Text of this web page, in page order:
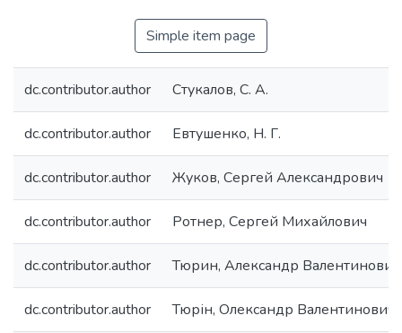
Simple item page
dc.contributor.author Стукалов, С. А.
dc.contributor.author Евтушенко, Н. Г.
dc.contributor.author Жуков, Сергей Александрович
dc.contributor.author Ротнер, Сергей Михайлович
dc.contributor.author Тюрин, Александр Валентинович
dc.contributor.author Тюрін, Олександр Валентинович